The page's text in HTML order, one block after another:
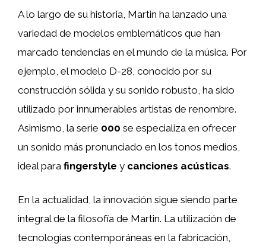
A lo largo de su historia, Martin ha lanzado una
variedad de modelos emblemáticos que han
marcado tendencias en el mundo de la música. Por
ejemplo, el modelo D-28, conocido por su
construcción sólida y su sonido robusto, ha sido
utilizado por innumerables artistas de renombre.
Asimismo, la serie 000 se especializa en ofrecer
un sonido más pronunciado en los tonos medios,
ideal para fingerstyle y canciones acústicas.
En la actualidad, la innovación sigue siendo parte
integral de la filosofía de Martin. La utilización de
tecnologías contemporáneas en la fabricación,